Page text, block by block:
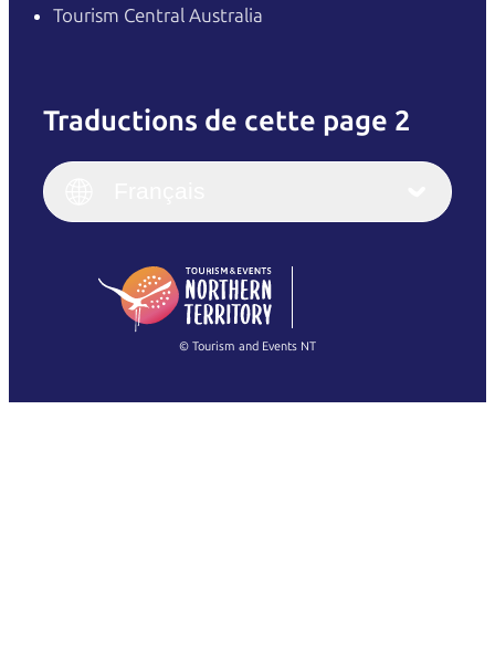
Tourism Central Australia
Traductions de cette page 2
English
(Singapore)
Italiano
繁體中文
© Tourism and Events NT